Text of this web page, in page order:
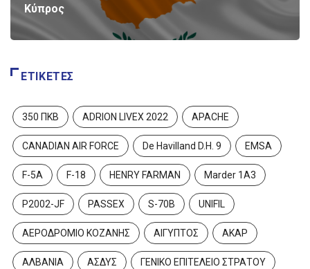
Κύπρος
ΕΤΙΚΈΤΕΣ
350 ΠΚΒ ADRION LIVEX 2022 APACHE
CANADIAN AIR FORCE De Havilland D.H. 9 EMSA
F-5A F-18 HENRY FARMAN Marder 1A3
P2002-JF PASSEX S-70B UNIFIL
ΑΕΡΟΔΡΟΜΙΟ ΚΟΖΑΝΗΣ ΑΙΓΥΠΤΟΣ ΑΚΑΡ
ΑΛΒΑΝΙΑ ΑΣΔΥΣ ΓΕΝΙΚΟ ΕΠΙΤΕΛΕΙΟ ΣΤΡΑΤΟΥ